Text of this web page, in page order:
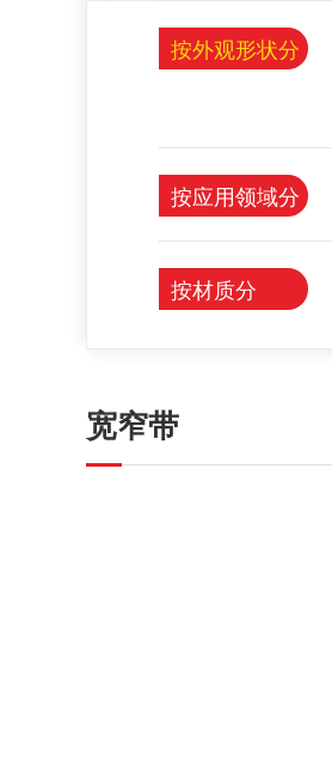
按外观形状分
按应用领域分
按材质分
宽窄带